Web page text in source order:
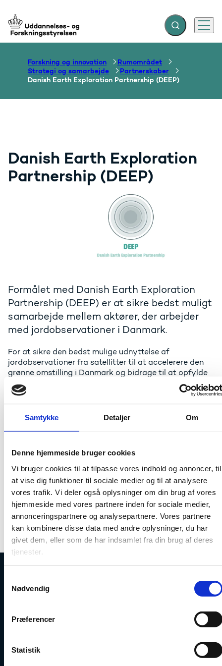
Samtykke Detaljer Om
Denne hjemmeside bruger cookies
Vi bruger cookies til at tilpasse vores indhold og annoncer, til
at vise dig funktioner til sociale medier og til at analysere
vores trafik. Vi deler også oplysninger om din brug af vores
hjemmeside med vores partnere inden for sociale medier,
annonceringspartnere og analysepartnere. Vores partnere
kan kombinere disse data med andre oplysninger, du har
givet dem, eller som de har indsamlet fra din brug af deres
tjenester.
Nødvendig
Præferencer
Statistik
Gå til forsiden Fold søgefelt ud
Menu
Forskning og innovation
Rumområdet
Strategi og samarbejde
Partnerskaber
Danish Earth Exploration Partnership (DEEP)
Danish Earth Exploration
Partnership (DEEP)
Formålet med Danish Earth Exploration
Partnership (DEEP) er at sikre bedst muligt
samarbejde mellem aktører, der arbejder
med jordobservationer i Danmark.
For at sikre den bedst mulige udnyttelse af
jordobservationer fra satellitter til at accelerere den
grønne omstilling i Danmark og bidrage til at opfylde
de ambitiøse klimamål, er syv danske universiteter,
otte offentlige myndigheder og tre GTS-institutter
gået sammen med en række teknologiske
virksomheder og Danmarks miljøteknologiklynge
(CLEAN) om at danne Danish Earth Exploration
Partnership (DEEP). Formålet med DEEP er bl.a. at
arbejder med jordobservationer i Danmark og at
bidrage til en langsigtet strategi inden for brugen af
jordobservationer i Danmark.
DEEP er åbent for alle, der går ind for partnerskabes
formål.
Mere information kan findes på Aarhus Universitets
hjemmeside
Uddannelses- og Forskningsstyrelsen
Tlf. 7231 7800